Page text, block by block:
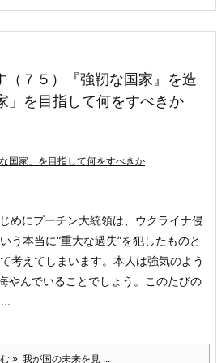
（７５）『強靭な国家』を造
」を目指して何をすべきか
な国家」を目指して何をすべきか
めにプーチン大統領は、ウクライナ侵
う本当に“重大な過失”を犯したものと
考えてしまいます。本人は強気のよう
やんでいることでしょう。
このたびの
我が国の未来を見 ...